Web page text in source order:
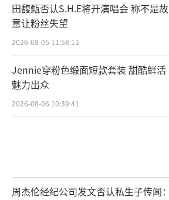
田馥甄否认S.H.E将开演唱会 称不是故
意让粉丝失望
2026-08-05 11:58:11
Jennie穿粉色缎面短款套装 甜酷鲜活
魅力出众
2026-08-06 10:39:41
周杰伦经纪公司发文否认私生子传闻：